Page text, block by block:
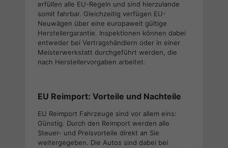
erfüllen alle EU-Regeln und sind hierzulande
somit fahrbar. Gleichzeitig verfügen EU-
Neuwägen über eine europaweit gültige
Herstellergarantie. Inspektionen können dabei
entweder bei Vertragshändlern oder in einer
Meisterwerkstatt durchgeführt werden, die
nach Herstellervorgaben arbeitet.
EU Reimport: Vorteile und Nachteile
EU Reimport Fahrzeuge sind vor allem eins:
Günstig. Durch den Reimport werden alle
Steuer- und Preisvorteile direkt an Sie
weitergegeben. Die Autos sind dabei bei